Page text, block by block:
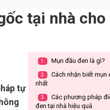
tại nhà cho
tự
1. Mụn đầu đen là gì?
2.
Cách nhận biết mụn
nhất
3.
Các phương pháp
đen tại nhà hiệu quả